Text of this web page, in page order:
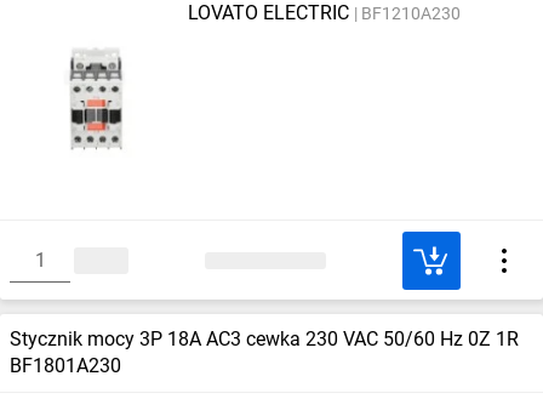
LOVATO ELECTRIC BF1210A230
Stycznik mocy 3P 18A AC3 cewka 230 VAC 50/60 Hz 0Z 1R
BF1801A230